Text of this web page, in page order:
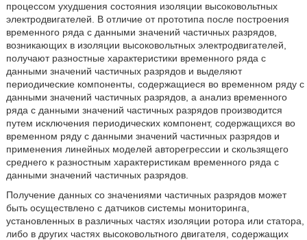
процессом ухудшения состояния изоляции высоковольтных
электродвигателей. В отличие от прототипа после построения
временного ряда с данными значений частичных разрядов,
возникающих в изоляции высоковольтных электродвигателей,
получают разностные характеристики временного ряда с
данными значений частичных разрядов и выделяют
периодические компоненты, содержащиеся во временном ряду с
данными значений частичных разрядов, а анализ временного
ряда с данными значений частичных разрядов производится
путем исключения периодических компонент, содержащихся во
временном ряду с данными значений частичных разрядов и
применения линейных моделей авторегрессии и скользящего
среднего к разностным характеристикам временного ряда с
данными значений частичных разрядов.
Получение данных со значениями частичных разрядов может
быть осуществлено с датчиков системы мониторинга,
установленных в различных частях изоляции ротора или статора,
либо в других частях высоковольтного двигателя, содержащих